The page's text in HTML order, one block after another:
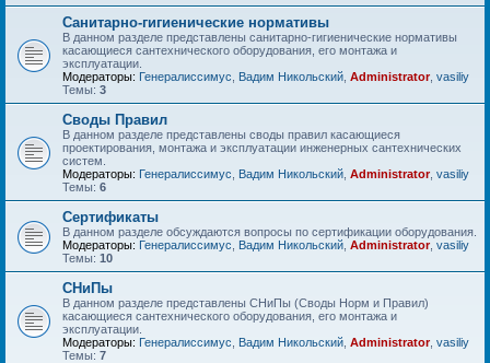
Санитарно-гигиенические нормативы
В данном разделе представлены санитарно-гигиенические нормативы
касающиеся сантехнического оборудования, его монтажа и
эксплуатации.
Модераторы: Генералиссимус Вадим Никольский Administrator, vasiliy
Темы: 3
Своды Правил
В данном разделе представлены своды правил касающиеся
проектирования, монтажа и эксплуатации инженерных сантехнических
систем.
Модераторы: Генералиссимус Вадим Никольский Administrator, vasiliy
Темы: 6
Сертификаты
В данном разделе обсуждаются вопросы по сертификации оборудования.
Модераторы: Генералиссимус Вадим Никольский Administrator, vasiliy
Темы: 10
СНиПы
В данном разделе представлены СНиПы (Своды Норм и Правил)
касающиеся сантехнического оборудования, его монтажа и
эксплуатации.
Модераторы: Генералиссимус Вадим Никольский Administrator, vasiliy
Темы: 7